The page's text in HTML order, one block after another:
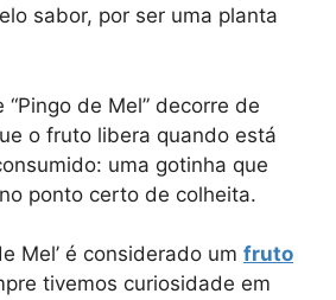
sabor, por ser uma planta
“Pingo de Mel” decorre de
o fruto libera quando está
uma gotinha que
ponto certo de colheita.
Mel’ é considerado um fruto
tivemos curiosidade em